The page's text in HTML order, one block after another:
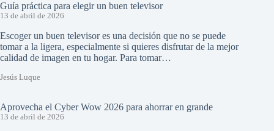
Guía práctica para elegir un buen televisor
13 de abril de 2026
Escoger un buen televisor es una decisión que no se puede
tomar a la ligera, especialmente si quieres disfrutar de la mejor
calidad de imagen en tu hogar. Para tomar…
Jesús Luque
Aprovecha el Cyber Wow 2026 para ahorrar en grande
13 de abril de 2026